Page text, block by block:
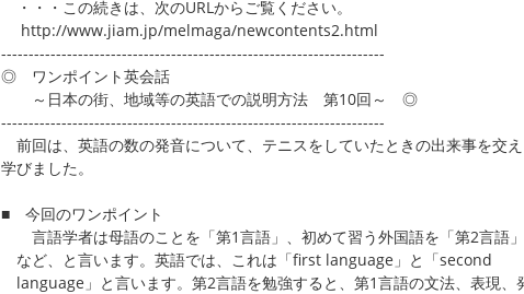
・・・この続きは、次のURLからご覧ください。
http://www.jiam.jp/melmaga/newcontents2.html
----------------------------------------------------------------------
◎ ワンポイント英会話
～日本の街、地域等の英語での説明方法 第10回～ ◎
----------------------------------------------------------------------
前回は、英語の数の発音について、テニスをしていたときの出来事を交
学びました。
■ 今回のワンポイント
言語学者は母語のことを「第1言語」、初めて習う外国語を「第2言語」
など、と言います。英語では、これは「first language」と「second
language」と言います。第2言語を勉強すると、第1言語の文法、表現、